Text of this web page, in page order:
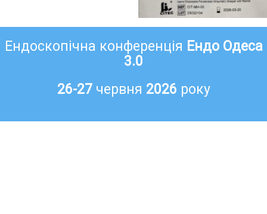
Ендоскопічна конференція Ендо Одеса
3.0
26-27 червня 2026 року